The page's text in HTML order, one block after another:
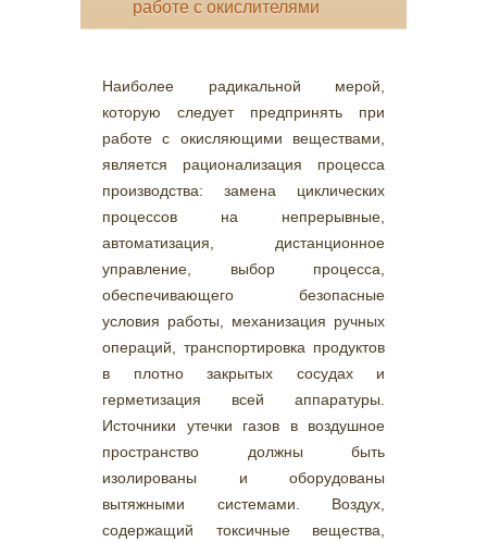
работе с окислителями
Наиболее радикальной мерой,
которую следует предпринять при
работе с окисляющими веществами,
является рационализация процесса
производства: замена циклических
процессов на непрерывные,
автоматизация, дистанционное
управление, выбор процесса,
обеспечивающего безопасные
условия работы, механизация ручных
операций, транспортировка продуктов
в плотно закрытых сосудах и
герметизация всей аппаратуры.
Источники утечки газов в воздушное
пространство должны быть
изолированы и оборудованы
вытяжными системами. Воздух,
содержащий токсичные вещества,